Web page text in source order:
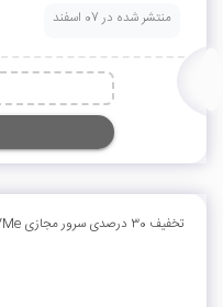
منتشر شده در 07 اسفند
تخفیف 30 درصدی سرور مجازی NVMe آلمان